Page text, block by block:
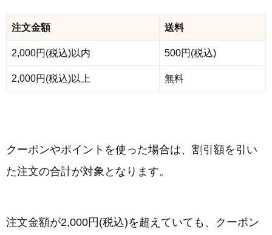
注文金額 送料
2,000円(税込)以内 500円(税込)
2,000円(税込)以上 無料
クーポンやポイントを使った場合は、割引額を引い
た注文の合計が対象となります。
注文金額が2,000円(税込)を超えていても、クーポン